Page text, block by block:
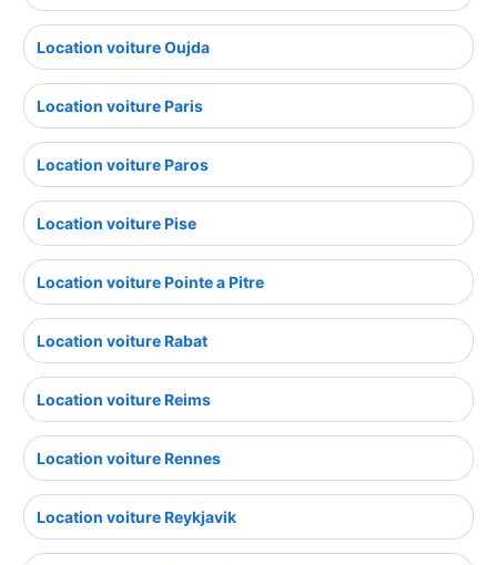
Location voiture Oujda
Location voiture Paris
Location voiture Paros
Location voiture Pise
Location voiture Pointe a Pitre
Location voiture Rabat
Location voiture Reims
Location voiture Rennes
Location voiture Reykjavik